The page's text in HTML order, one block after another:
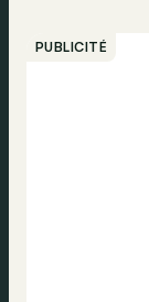
PUBLICITÉ